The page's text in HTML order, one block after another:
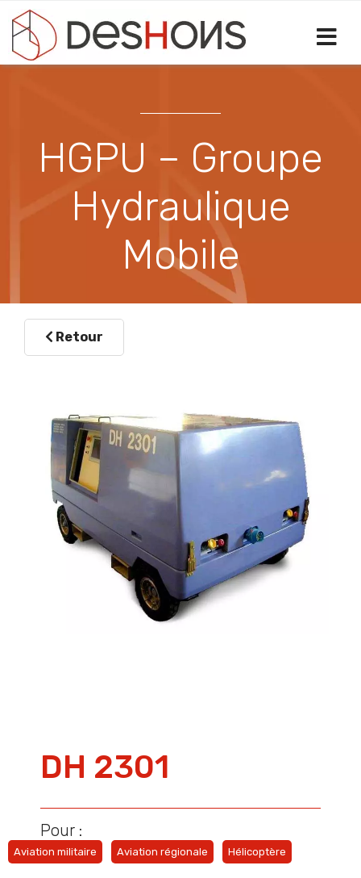
HGPU – Groupe
Hydraulique
Mobile
Retour
DH 2301
Pour :
Aviation militaire Aviation régionale Hélicoptère